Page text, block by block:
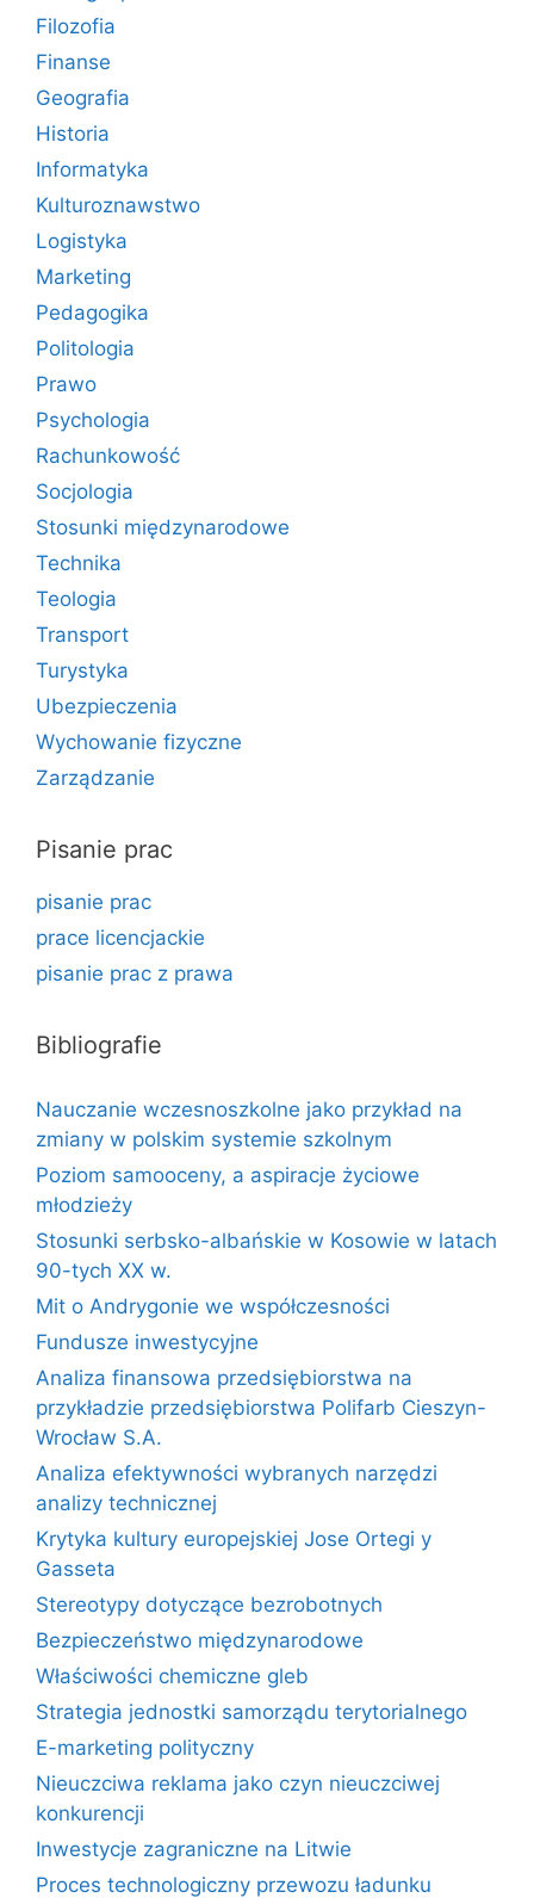
Filozofia
Finanse
Geografia
Historia
Informatyka
Kulturoznawstwo
Logistyka
Marketing
Pedagogika
Politologia
Prawo
Psychologia
Rachunkowość
Socjologia
Stosunki międzynarodowe
Technika
Teologia
Transport
Turystyka
Ubezpieczenia
Wychowanie fizyczne
Zarządzanie
Pisanie prac
pisanie prac
prace licencjackie
pisanie prac z prawa
Bibliografie
Nauczanie wczesnoszkolne jako przykład na
zmiany w polskim systemie szkolnym
Poziom samooceny, a aspiracje życiowe
młodzieży
Stosunki serbsko-albańskie w Kosowie w latach
90-tych XX w.
Mit o Andrygonie we współczesności
Fundusze inwestycyjne
Analiza finansowa przedsiębiorstwa na
przykładzie przedsiębiorstwa Polifarb Cieszyn-
Wrocław S.A.
Analiza efektywności wybranych narzędzi
analizy technicznej
Krytyka kultury europejskiej Jose Ortegi y
Gasseta
Stereotypy dotyczące bezrobotnych
Bezpieczeństwo międzynarodowe
Właściwości chemiczne gleb
Strategia jednostki samorządu terytorialnego
E-marketing polityczny
Nieuczciwa reklama jako czyn nieuczciwej
konkurencji
Inwestycje zagraniczne na Litwie
Proces technologiczny przewozu ładunku